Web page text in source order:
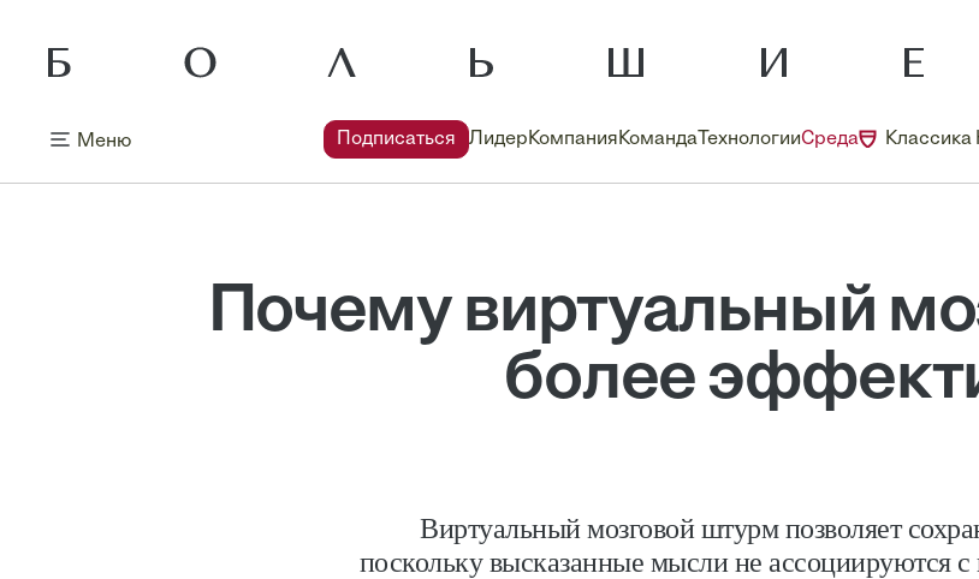
Меню Подписаться ЛидерКомпанияКоманда ТехнологииСреда Классика
Почему виртуальный
более
Виртуальный мозговой штурм позволяет
поскольку высказанные мысли не ассоциируются